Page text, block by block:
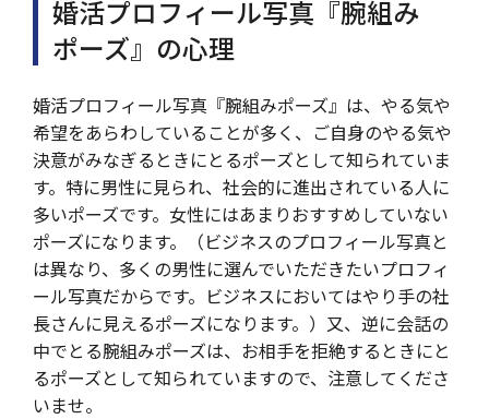
婚活プロフィール写真『腕組み
ポーズ』の心理
婚活プロフィール写真『腕組みポーズ』は、やる気や
希望をあらわしていることが多く、ご自身のやる気や
決意がみなぎるときにとるポーズとして知られていま
す。特に男性に見られ、社会的に進出されている人に
多いポーズです。女性にはあまりおすすめしていない
ポーズになります。（ビジネスのプロフィール写真と
は異なり、多くの男性に選んでいただきたいプロフィ
ール写真だからです。ビジネスにおいてはやり手の社
長さんに見えるポーズになります。）又、逆に会話の
中でとる腕組みポーズは、お相手を拒絶するときにと
るポーズとして知られていますので、注意してくださ
いませ。